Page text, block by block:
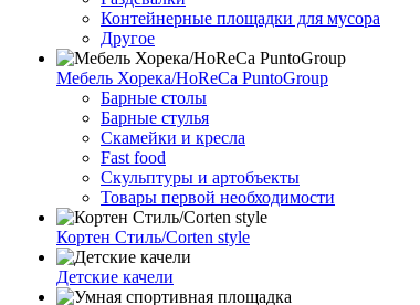
Контейнерные площадки для мусора
Другое
Мебель Хорека/HoReCa PuntoGroup
Барные столы
Барные стулья
Скамейки и кресла
Fast food
Скульптуры и артобъекты
Товары первой необходимости
Кортен Стиль/Corten style
Детские качели